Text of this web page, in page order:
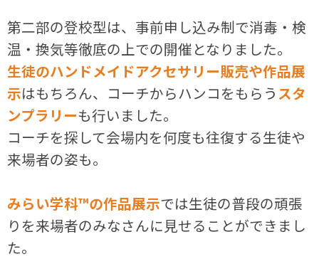
第二部の登校型は、事前申し込み制で消毒・検
温・換気等徹底の上での開催となりました。
生徒のハンドメイドアクセサリー販売や作品展
示はもちろん、コーチからハンコをもらうスタ
ンプラリーも行いました。
コーチを探して会場内を何度も往復する生徒や
来場者の姿も。
みらい学科™の作品展示では生徒の普段の頑張
りを来場者のみなさんに見せることができまし
た。